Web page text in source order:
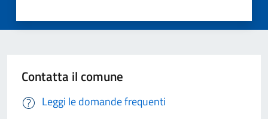
Contatta il comune
Leggi le domande frequenti